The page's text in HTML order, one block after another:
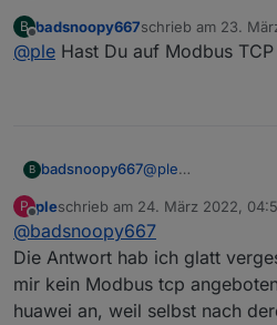
https://forum.huawei.com/
guide/thread/789585-
War der Dongle per Wlan oder
mal was gelesen, das Modbus
B
Offline
badsnoopy667schrieb am 23.
zuletzt editiert von
@ple Hast Du auf Modbus
B badsnoopy667@ple
angeschlossen.
P
Offline
pleschrieb am 24. März 2022,
zuletzt editiert von
@badsnoopy667
Die Antwort hab ich glatt
mir kein Modbus tcp
huawei an, weil selbst nach